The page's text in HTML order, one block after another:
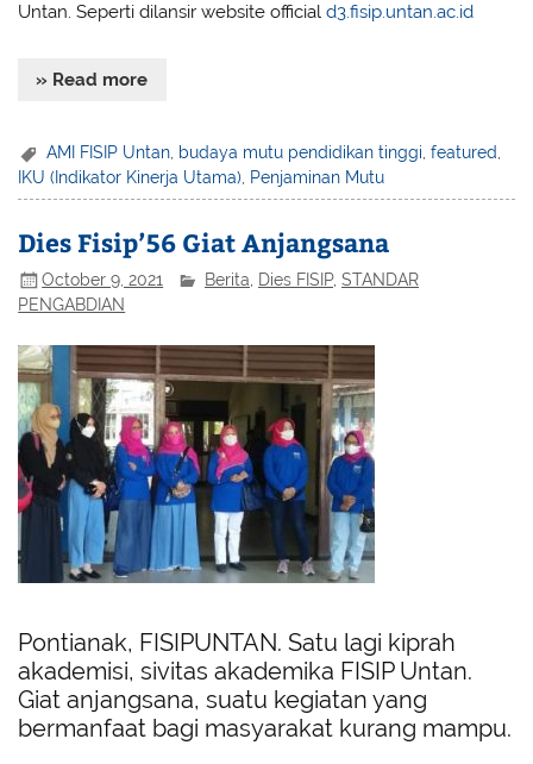
Untan. Seperti dilansir website officiald3.fisip.untan.ac.id
» Read more
AMI FISIP Untan budaya mutu pendidikan tinggi ,featured
IKU (Indikator Kinerja Utama) Penjaminan Mutu
Dies Fisip’56 Giat Anjangsana
October 9, 2021 Berita Dies FISIP,STANDAR
PENGABDIAN
Pontianak, FISIPUNTAN. Satu lagi kiprah
akademisi, sivitas akademika FISIP Untan.
Giat anjangsana, suatu kegiatan yang
bermanfaat bagi masyarakat kurang mampu.